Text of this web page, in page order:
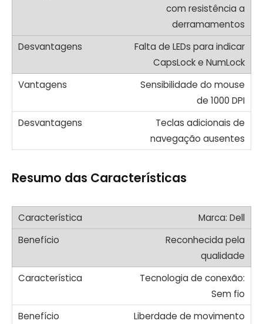
com resistência a
derramamentos
Falta de LEDs para indicar
CapsLock e NumLock
Sensibilidade do mouse
de 1000 DPI
Teclas adicionais de
navegação ausentes
Resumo das Características
Marca: Dell
Reconhecida pela
qualidade
Tecnologia de conexão:
Sem fio
Liberdade de movimento